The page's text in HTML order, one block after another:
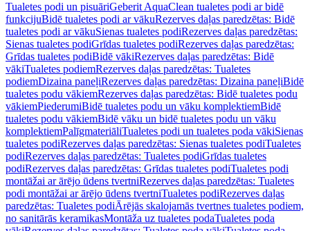
Tualetes podi un pisuāriGeberit AquaClean tualetes podi ar bidē
funkcijuBidē tualetes podi ar vākuRezerves daļas paredzētas: Bidē
tualetes podi ar vākuSienas tualetes podiRezerves daļas paredzētas:
Sienas tualetes podiGrīdas tualetes podiRezerves daļas paredzētas:
Grīdas tualetes podiBidē vākiRezerves daļas paredzētas: Bidē
vākiTualetes podiemRezerves daļas paredzētas: Tualetes
podiemDizaina paneļiRezerves daļas paredzētas: Dizaina paneļiBidē
tualetes podu vākiemRezerves daļas paredzētas: Bidē tualetes podu
vākiemPiederumiBidē tualetes podu un vāku komplektiemBidē
tualetes podu vākiemBidē vāku un bidē tualetes podu un vāku
komplektiemPalīgmateriāliTualetes podi un tualetes poda vākiSienas
tualetes podiRezerves daļas paredzētas: Sienas tualetes podiTualetes
podiRezerves daļas paredzētas: Tualetes podiGrīdas tualetes
podiRezerves daļas paredzētas: Grīdas tualetes podiTualetes podi
montāžai ar ārējo ūdens tvertniRezerves daļas paredzētas: Tualetes
podi montāžai ar ārējo ūdens tvertniTualetes podiRezerves daļas
paredzētas: Tualetes podiĀrējās skalojamās tvertnes tualetes podiem,
no sanitārās keramikasMontāža uz tualetes podaTualetes poda